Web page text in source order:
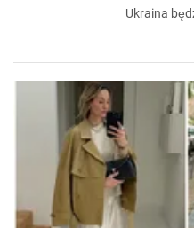
Ukraina